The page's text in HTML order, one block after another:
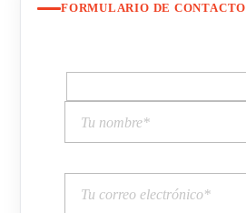
FORMULARIO DE CONTACTO